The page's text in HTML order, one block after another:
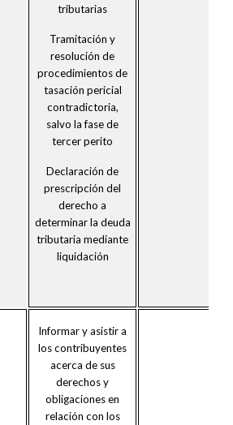
tributarias
Tramitación y
resolución de
procedimientos de
tasación pericial
contradictoria,
salvo la fase de
tercer perito
Declaración de
prescripción del
derecho a
determinar la deuda
tributaria mediante
liquidación
Informar y asistir a
los contribuyentes
acerca de sus
derechos y
obligaciones en
relación con los